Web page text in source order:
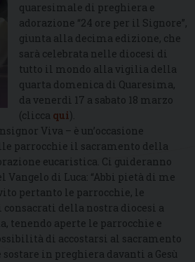
quaresimale di preghiera e
adorazione “24 ore per il Signore”,
giunta alla decima edizione, che
sarà celebrata nelle diocesi di
tutto il mondo alla vigilia della
quarta domenica di Quaresima,
da venerdì 17 a sabato 18 marzo
(clicca qui).
Viva – è un’occasione
parrocchie il sacramento della
eucaristica. Ci guideranno
Vangelo di Luca: “Abbi pietà di me
pertanto le parrocchie, le
della nostra diocesi a
tenendo aperte le parrocchie e
di accostarsi al sacramento
in preghiera davanti a Gesù